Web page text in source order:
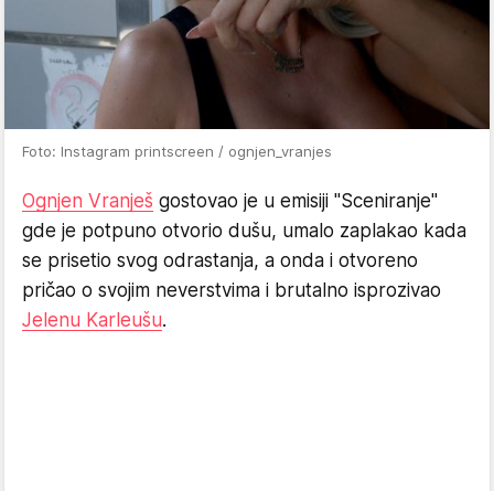
Foto: Instagram printscreen / ognjen_vranjes
Ognjen Vranješ gostovao je u emisiji "Sceniranje"
gde je potpuno otvorio dušu, umalo zaplakao kada
se prisetio svog odrastanja, a onda i otvoreno
pričao o svojim neverstvima i brutalno isprozivao
Jelenu Karleušu.